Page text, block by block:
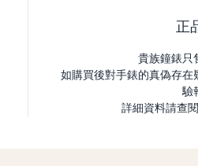
正
貴族鐘錶只
如購買後對手錶的真偽存
驗
詳細資料請查